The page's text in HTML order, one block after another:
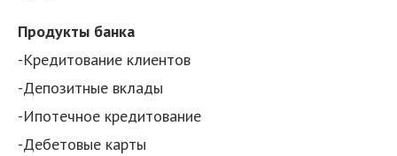
Продукты банка
-Кредитование клиентов
-Депозитные вклады
-Ипотечное кредитование
-Дебетовые карты